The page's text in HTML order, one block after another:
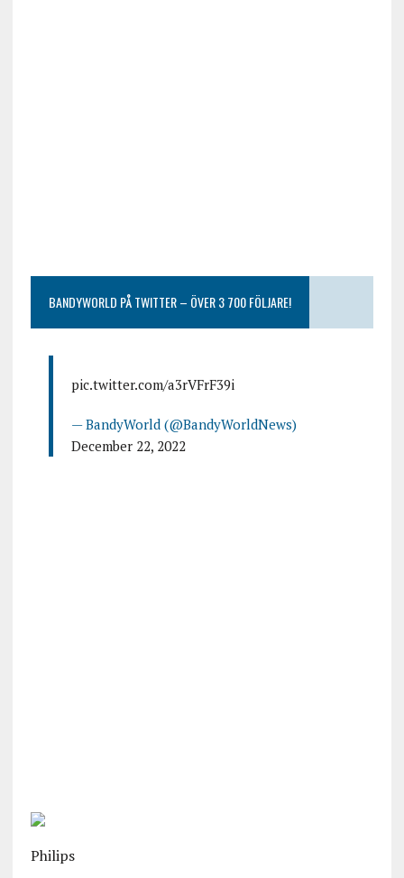
BANDYWORLD PÅ TWITTER – ÖVER 3 700 FÖLJARE!
pic.twitter.com/a3rVFrF39i
— BandyWorld (@BandyWorldNews)
December 22, 2022
Philips